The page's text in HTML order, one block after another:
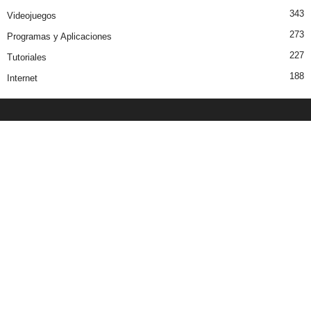
Videojuegos 343
Programas y Aplicaciones 273
Tutoriales 227
Internet 188